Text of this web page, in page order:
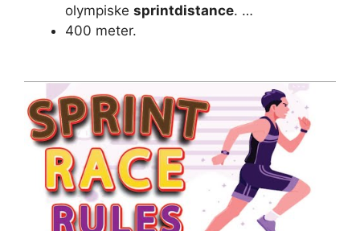
olympiske sprintdistance. …
400 meter.